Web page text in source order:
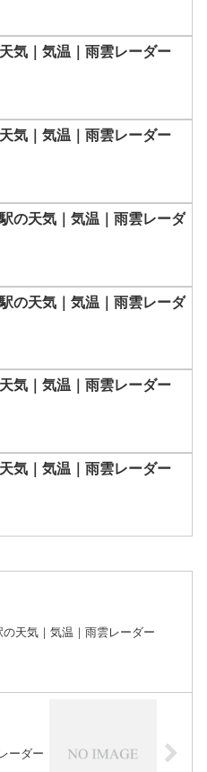
気｜気温｜雨雲レーダー
気｜気温｜雨雲レーダー
の天気｜気温｜雨雲レーダ
の天気｜気温｜雨雲レーダ
気｜気温｜雨雲レーダー
気｜気温｜雨雲レーダー
の天気｜気温｜雨雲レーダー
ーダー